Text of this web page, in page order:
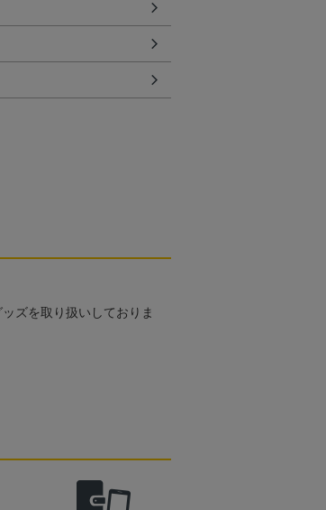
ズを取り扱いしておりま